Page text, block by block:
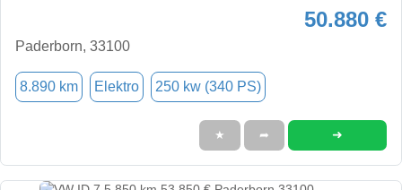
50.880 €
Paderborn, 33100
8.890 km Elektro 250 kw (340 PS)
★ ➦ ➜